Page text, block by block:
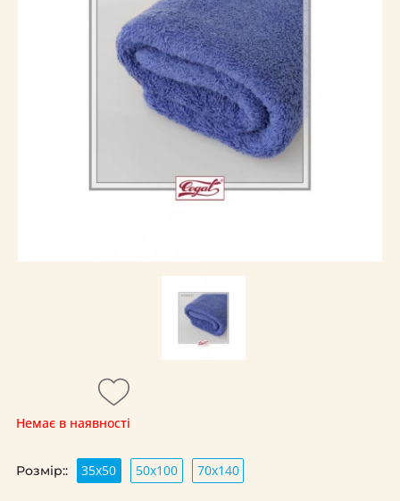
Немає в наявності
Розмір:: 35х50 50х100 70x140